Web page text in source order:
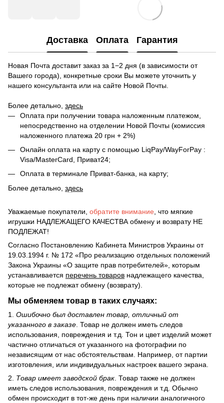
Доставка Оплата Гарантия
Новая Почта доставит заказ за 1−2 дня (в зависимости от
Вашего города), конкретные сроки Вы можете уточнить у
нашего консультанта или на сайте Новой Почты.
Более детально, здесь
Оплата при получении товара наложенным платежом,
непосредственно на отделении Новой Почты (комиссия
наложенного платежа 20 грн + 2%)
Онлайн оплата на карту с помощью LiqPay/WayForPay :
Visa/MasterCard, Приват24;
Оплата в терминале Приват-банка, на карту;
Более детально, здесь
Уважаемые покупатели, обратите внимание , что мягкие
игрушки НАДЛЕЖАЩЕГО КАЧЕСТВА обмену и возврату НЕ
ПОДЛЕЖАТ!
Согласно Постановлению Кабинета Министров Украины от
19.03.1994 г. № 172 «Про реализацию отдельных положений
Закона Украины «О защите прав потребителей», которым
устанавливается перечень товаров надлежащего качества,
которые не подлежат обмену (возврату).
Мы обменяем товар в таких случаях:
1. Ошибочно был доставлен товар, отличный от
указанного в заказе . Товар не должен иметь следов
использования, повреждения и т.д. Тон и цвет изделий может
частично отличаться от указанного на фотографии по
независящим от нас обстоятельствам. Например, от партии
изготовления, или индивидуальных настроек вашего экрана.
2. Товар имеет заводской брак . Товар также не должен
иметь следов использования, повреждения и т.д. Обычно
обмен происходит в тот-же день при наличии аналогичного